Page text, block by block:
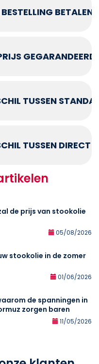
BETALEN?
TUSSEN
TUSSEN DIRECT
de prijs van stookolie
05/08/2026
stookolie in de zomer
01/06/2026
de spanningen in
zorgen baren
11/05/2026